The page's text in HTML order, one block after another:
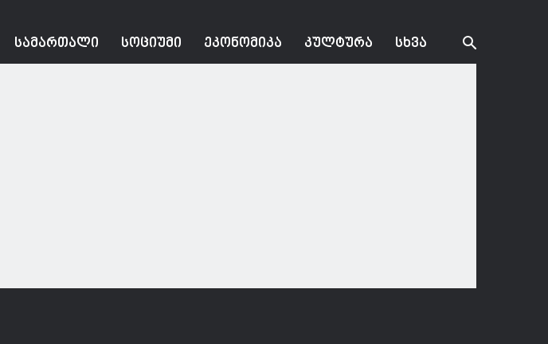
ᲡᲐᲛᲐᲠᲗᲐᲚᲘ ᲡᲝᲪᲘᲣᲛᲘ ᲔᲙᲝᲜᲝᲛᲘᲙᲐ ᲙᲣᲚᲢᲣᲠᲐ ᲡᲮᲕᲐ